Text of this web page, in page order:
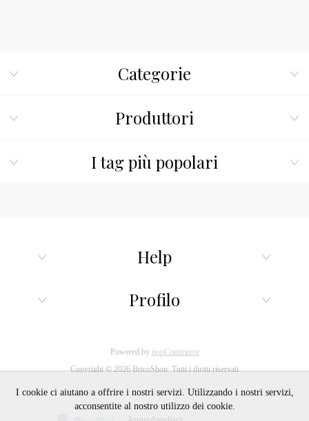
Categorie
Produttori
I tag più popolari
Help
Profilo
Powered by nopCommerce
Copyright © 2026 BricoShop. Tutti i diritti riservati
I cookie ci aiutano a offrire i nostri servizi. Utilizzando i nostri servizi,
acconsentite al nostro utilizzo dei cookie.